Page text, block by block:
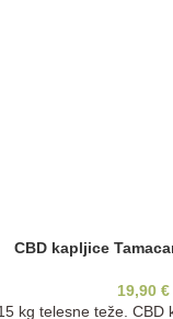
CBD kapljice
19,90 €
kg telesne teže.